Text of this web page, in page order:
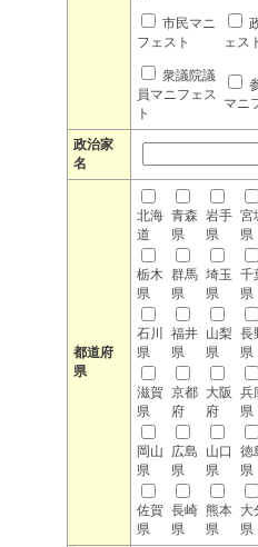
市民マニ
フェスト
ェス
衆議院議
員マニフェス
ト
マニ
政治家
名
都道府
県
北海
道
青森
県
岩手
県
宮
県
栃木
県
群馬
県
埼玉
県
千
県
石川
県
福井
県
山梨
県
長
県
滋賀
県
京都
府
大阪
府
兵
県
岡山
県
広島
県
山口
県
徳
県
佐賀
県
長崎
県
熊本
県
大
県